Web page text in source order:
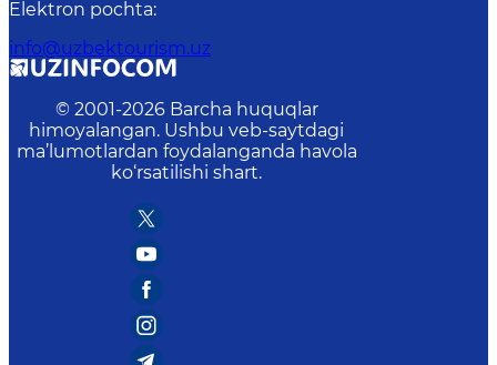
Elektron pochta:
info@uzbektourism.uz
© 2001-2026 Barcha huquqlar
himoyalangan. Ushbu veb-saytdagi
ma’lumotlardan foydalanganda havola
ko‘rsatilishi shart.